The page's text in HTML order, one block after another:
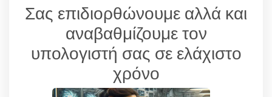
Σας επιδιορθώνουμε αλλά και
αναβαθμίζουμε τον
υπολογιστή σας σε ελάχιστο
χρόνο